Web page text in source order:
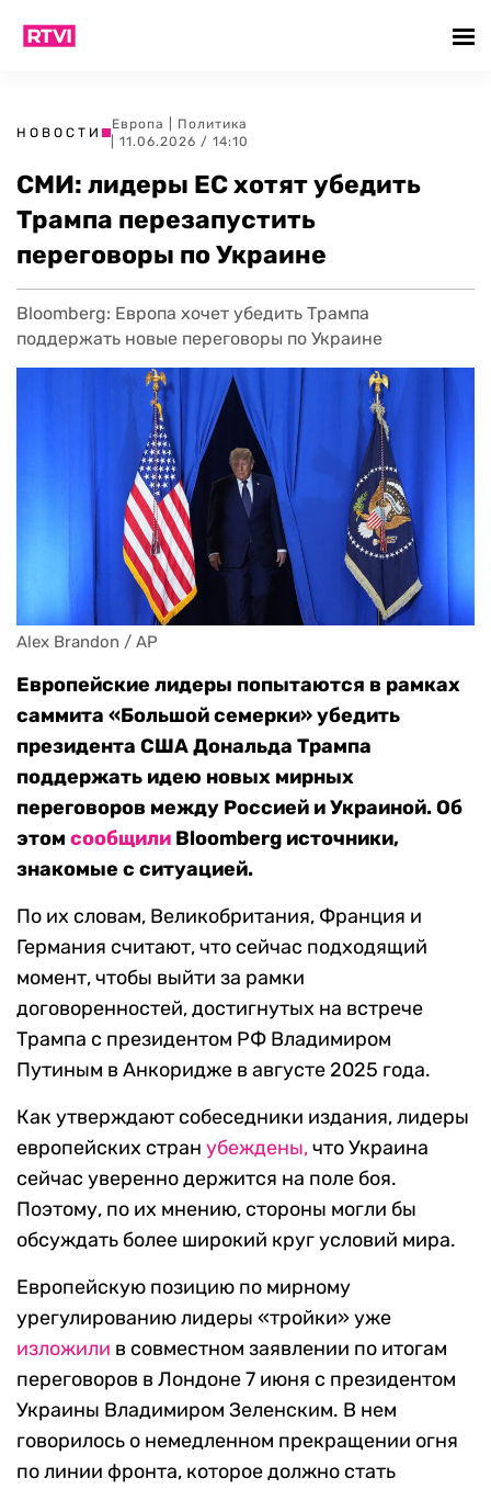
НОВОСТИ
Европа
Политика
| 11.06.2026 / 14:10
СМИ: лидеры ЕС хотят убедить
Трампа перезапустить
переговоры по Украине
Bloomberg: Европа хочет убедить Трампа
поддержать новые переговоры по Украине
Alex Brandon / AP
Европейские лидеры попытаются в рамках
саммита «Большой семерки» убедить
президента США Дональда Трампа
поддержать идею новых мирных
переговоров между Россией и Украиной. Об
этом сообщили Bloomberg источники,
знакомые с ситуацией.
По их словам, Великобритания, Франция и
Германия считают, что сейчас подходящий
момент, чтобы выйти за рамки
договоренностей, достигнутых на встрече
Трампа с президентом РФ Владимиром
Путиным в Анкоридже в августе 2025 года.
Как утверждают собеседники издания, лидеры
европейских стран убеждены,что Украина
сейчас уверенно держится на поле боя.
Поэтому, по их мнению, стороны могли бы
обсуждать более широкий круг условий мира.
Европейскую позицию по мирному
урегулированию лидеры «тройки» уже
изложили в совместном заявлении по итогам
переговоров в Лондоне 7 июня с президентом
Украины Владимиром Зеленским. В нем
говорилось о немедленном прекращении огня
по линии фронта, которое должно стать